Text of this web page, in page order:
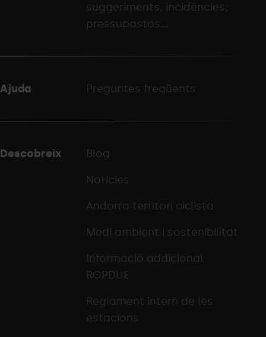
suggeriments, incidències,
pressupostos...
Ajuda Preguntes freqüents
Descobreix
Blog
Notícies
Andorra territori ciclista
Medi ambient i sostenibilitat
Informació addicional
RGPDUE
Reglament intern de les
estacions